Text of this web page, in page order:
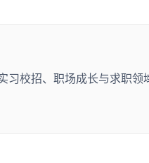
习校招、职场成长与求职领